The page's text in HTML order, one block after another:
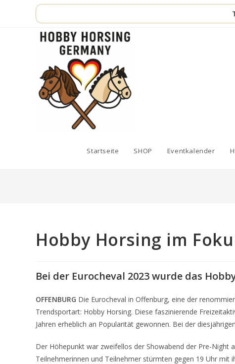
Startseite SHOP Eventkalender
Hobby Horsing im
Bei der Eurocheval 2023 wurde das
OFFENBURG Die Eurocheval in Offenburg, eine der
Trendsportart: Hobby Horsing. Diese faszinierende
Jahren erheblich an Popularität gewonnen. Bei der
Der Höhepunkt war zweifellos der Showabend der Pre-Night
Teilnehmerinnen und Teilnehmer stürmten gegen 19 Uhr mit